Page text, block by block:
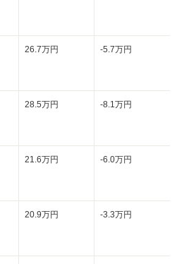
26.7万円 -5.7万円
28.5万円 -8.1万円
21.6万円 -6.0万円
20.9万円 -3.3万円